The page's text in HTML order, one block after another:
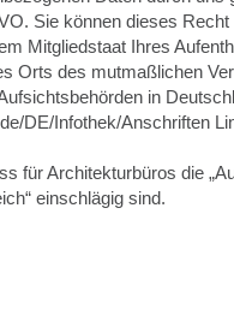
Sie können dieses Recht
Mitgliedstaat Ihres
Orts des mutmaßlichen
in
DE/Infothek/Anschriften
für Architekturbüros die
einschlägig sind.